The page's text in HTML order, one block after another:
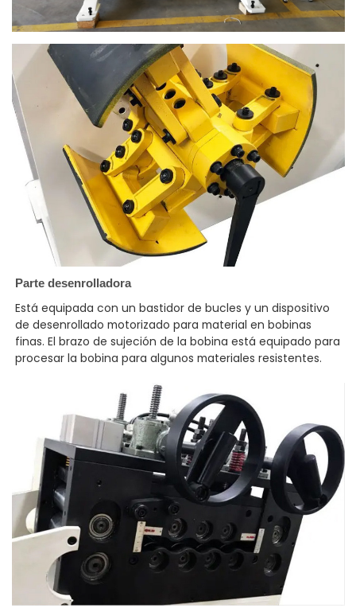
Parte desenrolladora
Está equipada con un bastidor de bucles y un dispositivo
de desenrollado motorizado para material en bobinas
finas. El brazo de sujeción de la bobina está equipado para
procesar la bobina para algunos materiales resistentes.